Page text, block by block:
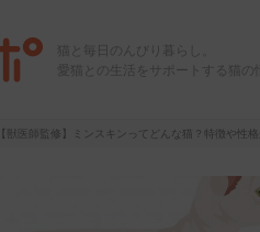
猫と毎日のんびり暮らし。
愛猫との生活をサポートする猫の
【獣医師監修】ミンスキンってどんな猫？特徴や性